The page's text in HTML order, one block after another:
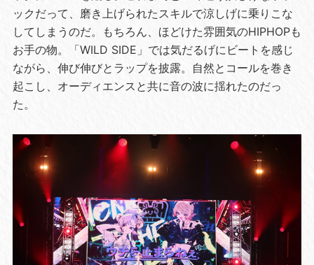
ックだって、磨き上げられたスキルで涼しげに乗りこな
してしまうのだ。もちろん、ほどけた雰囲気のHIPHOPも
お手の物。「WILD SIDE」では気だるげにビートを感じ
ながら、伸び伸びとラップを披露。自然とコールを巻き
起こし、オーディエンスと共に音の波に揺れたのだっ
た。